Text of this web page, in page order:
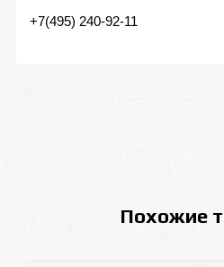
+7(495) 240-92-11
Похожие